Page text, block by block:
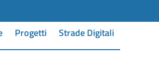
Progetti Strade Digitali